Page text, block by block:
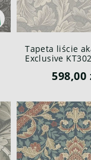
Tapeta liście
Exclusive
598,00